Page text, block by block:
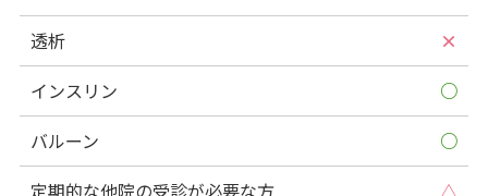
透析
×
インスリン
○
バルーン
○